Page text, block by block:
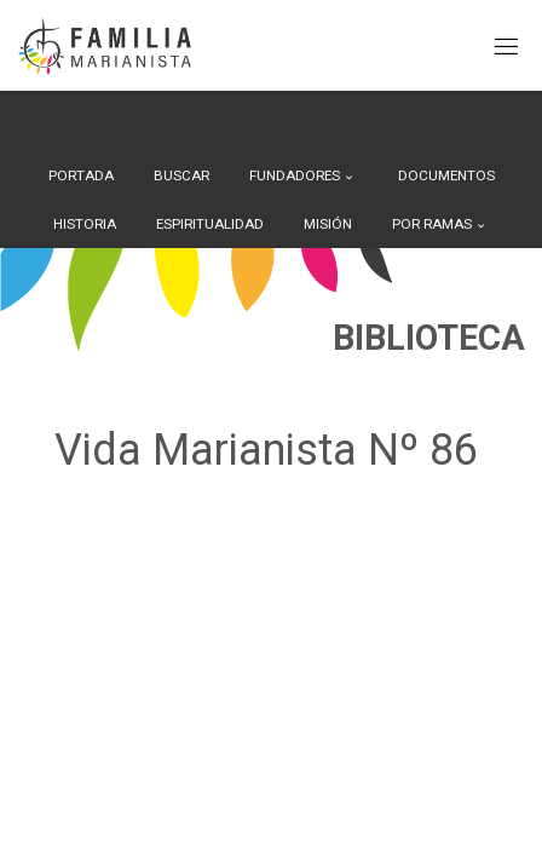
Saltar
contenido
PORTADA BUSCAR FUNDADORES DOCUMENTOS
HISTORIA ESPIRITUALIDAD MISIÓN POR RAMAS
BIBLIOTECA
Vida Marianista Nº 86